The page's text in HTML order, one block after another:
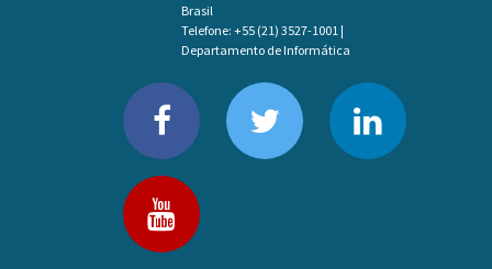
Brasil
Telefone: +55 (21) 3527-1001 |
Departamento de Informática